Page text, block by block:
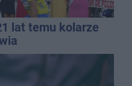
lat temu kolarze